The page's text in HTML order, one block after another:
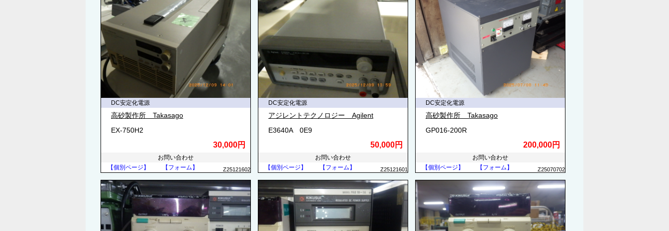
DC安定化電源
高砂製作所 Takasago
EX-750H2
30,000円
お問い合わせ
【個別ページ】
【フォーム】 Z25121602
DC安定化電源
アジレントテクノロジー Agilent
E3640A 0E9
50,000円
お問い合わせ
【個別ページ】
【フォーム】 Z25121601
DC安定化電源
高砂製作所 Takasago
GP016-200R
200,000円
お問い合わせ
【個別ページ】
【フォーム】 Z25070702